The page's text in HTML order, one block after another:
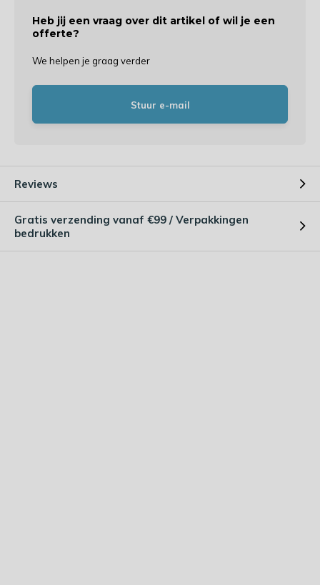
Heb jij een vraag over dit artikel of wil je een
offerte?
We helpen je graag verder
Stuur e-mail
Reviews
Gratis verzending vanaf €99 / Verpakkingen
bedrukken